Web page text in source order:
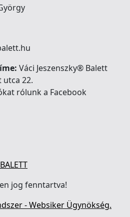
Váci Jeszenszky® Balett
utca 22.
rólunk a Facebook
jog fenntartva!
- Websiker Ügynökség.